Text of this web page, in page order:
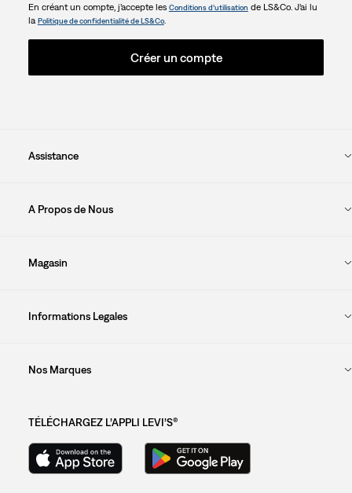
En créant un compte, j’accepte les Conditions d’utilisation de LS&Co. J’ai lu
la Politique de confidentialité de LS&Co.
Créer un compte
Assistance
A Propos de Nous
Magasin
Informations Legales
Nos Marques
TÉLÉCHARGEZ L’APPLI LEVI’S®